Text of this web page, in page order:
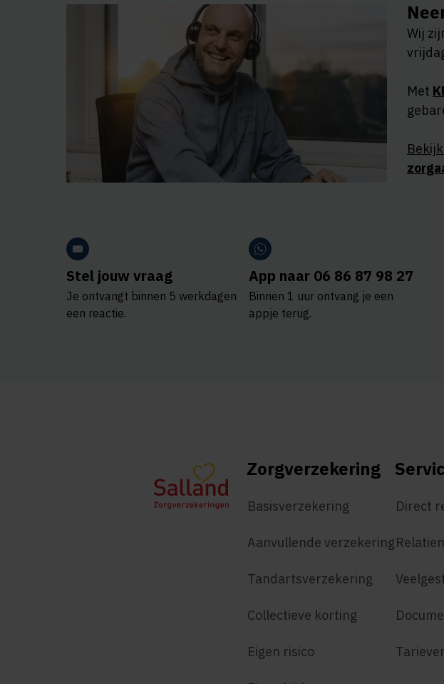
Wij
Met
Stel jouw vraag
Je ontvangt binnen 5 werkdagen
een reactie.
App naar 06 86 87 98 27
Binnen 1 uur ontvang je een
appje terug.
Zorgverzekering
Basisverzekering
Aanvullende verzekering
Tandartsverzekering
Collectieve korting
Eigen risico
Direct